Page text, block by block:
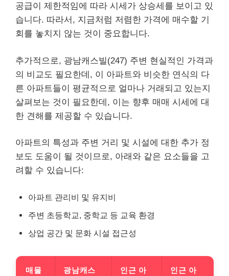
공급이 제한적임에 따라 시세가 상승세를 보이고 있
습니다. 따라서, 지금처럼 저렴한 가격에 매수할 기
회를 놓치지 않는 것이 중요합니다.
추가적으로, 광남캐스빌(247) 주변 현실적인 가격과
의 비교도 필요한데, 이 아파트와 비슷한 연식의 다
른 아파트들이 평균적으로 얼마나 거래되고 있는지
살펴보는 것이 필요한데, 이는 향후 매매 시세에 대
한 견해를 제공할 수 있습니다.
아파트의 특성과 주변 거리 및 시설에 대한 추가 정
보도 도움이 될 것이므로, 아래와 같은 요소들을 고
려할 수 있습니다:
아파트 관리비 및 유지비
주변 초등학교, 중학교 등 교육 환경
상업 공간 및 문화 시설 접근성
매물 광남캐스 인근 아 인근 아